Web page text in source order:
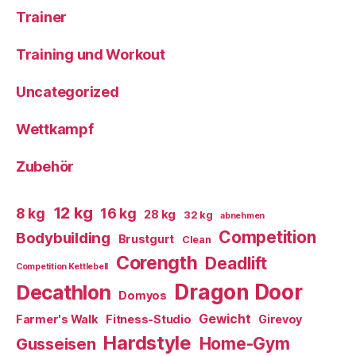
Trainer
Training und Workout
Uncategorized
Wettkampf
Zubehör
8 kg 12 kg 16 kg 28 kg 32 kg abnehmen
Bodybuilding Brustgurt Clean Competition
Competition Kettlebell Corength Deadlift
Decathlon Domyos Dragon Door
Farmer's Walk Fitness-Studio Gewicht Girevoy
Gusseisen Hardstyle Home-Gym